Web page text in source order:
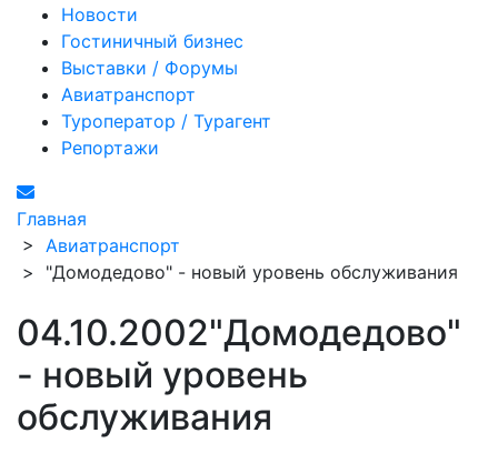
Новости
Гостиничный бизнес
Выставки / Форумы
Авиатранспорт
Туроператор / Турагент
Репортажи
Главная
> Авиатранспорт
> "Домодедово" - новый уровень обслуживания
04.10.2002"Домодедово"
- новый уровень
обслуживания